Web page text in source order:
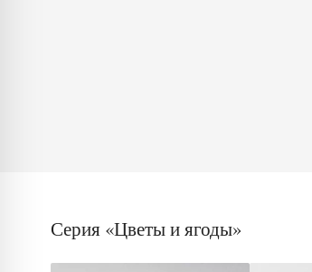
Серия «Цветы и ягоды»